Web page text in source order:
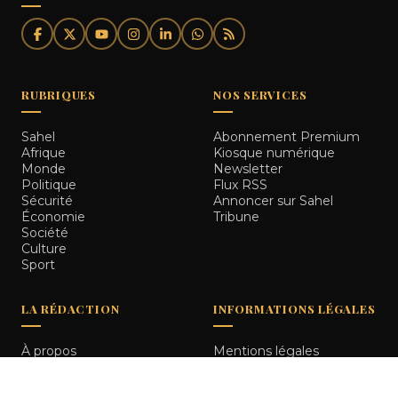
RUBRIQUES
Sahel
Afrique
Monde
Politique
Sécurité
Économie
Société
Culture
Sport
NOS SERVICES
Abonnement Premium
Kiosque numérique
Newsletter
Flux RSS
Annoncer sur Sahel
Tribune
LA RÉDACTION
À propos
INFORMATIONS LÉGALES
Mentions légales